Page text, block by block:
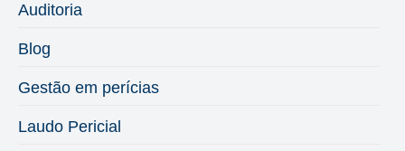
Auditoria
Blog
Gestão em perícias
Laudo Pericial